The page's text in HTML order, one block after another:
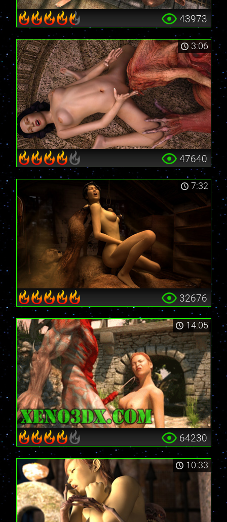
43973
3:06
47640
7:32
32676
14:05
64230
10:33